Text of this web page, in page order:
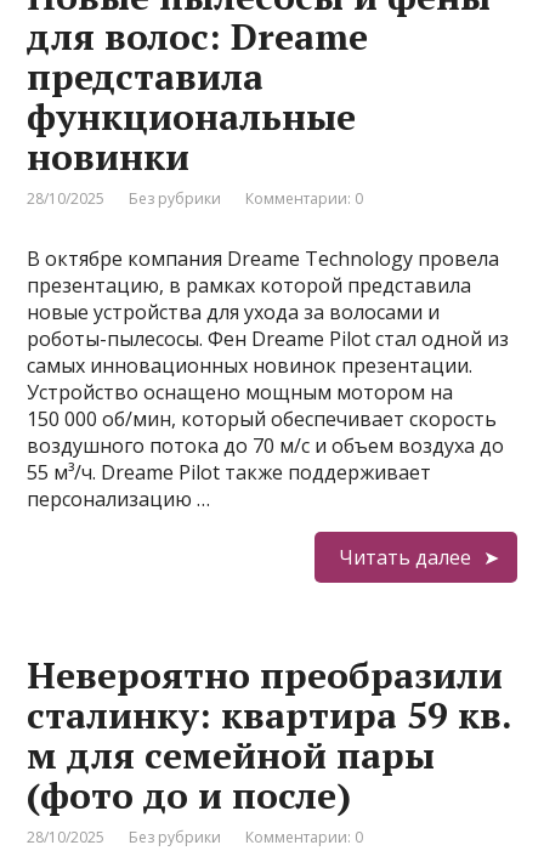
для волос: Dreame
представила
функциональные
новинки
28/10/2025 Без рубрики Комментарии: 0
В октябре компания Dreame Technology провела
презентацию, в рамках которой представила
новые устройства для ухода за волосами и
роботы-пылесосы. Фен Dreame Pilot стал одной из
самых инновационных новинок презентации.
Устройство оснащено мощным мотором на
150 000 об/мин, который обеспечивает скорость
воздушного потока до 70 м/с и объем воздуха до
55 м³/ч. Dreame Pilot также поддерживает
персонализацию …
Читать далее
Невероятно преобразили
сталинку: квартира 59 кв.
м для семейной пары
(фото до и после)
28/10/2025 Без рубрики Комментарии: 0